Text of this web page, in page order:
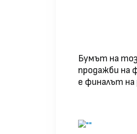
Бумът на
продажби на
e финалът